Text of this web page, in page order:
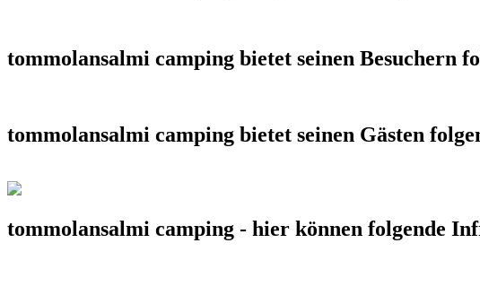
tommolansalmi camping bietet seinen Besuchern
tommolansalmi camping bietet seinen Gästen
tommolansalmi camping - hier können folgende